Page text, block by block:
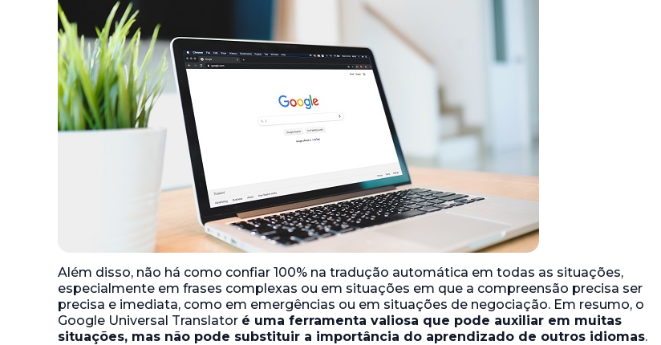
Além disso, não há como confiar 100% na tradução automática em todas as situações,
especialmente em frases complexas ou em situações em que a compreensão precisa ser
precisa e imediata, como em emergências ou em situações de negociação. Em resumo, o
Google Universal Translator é uma ferramenta valiosa que pode auxiliar em muitas
situações, mas não pode substituir a importância do aprendizado de outros idiomas.